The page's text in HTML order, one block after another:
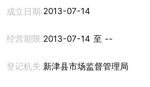
成立日期:2013-07-14
经营期限: 2013-07-14 至 --
登记机关:新津县市场监督管理局